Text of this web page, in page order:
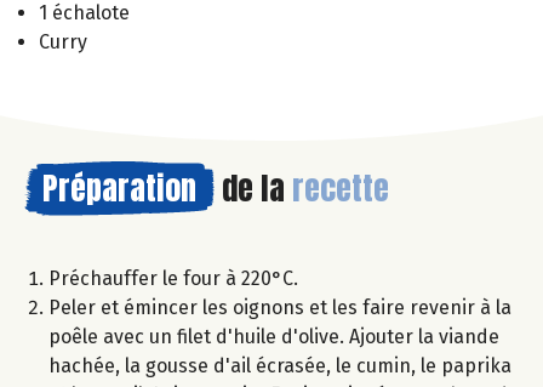
1 échalote
Curry
Préparation de la recette
Préchauffer le four à 220°C.
Peler et émincer les oignons et les faire revenir à la
poêle avec un filet d'huile d'olive. Ajouter la viande
hachée, la gousse d'ail écrasée, le cumin, le paprika